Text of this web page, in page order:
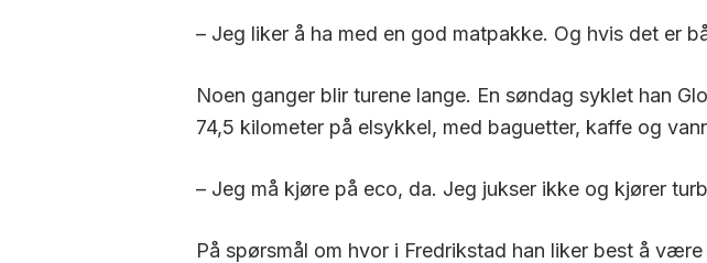
– Jeg liker å ha med en god matpakke. Og hvis det er
Noen ganger blir turene lange. En søndag syklet han
74,5 kilometer på elsykkel, med baguetter, kaffe og
– Jeg må kjøre på eco, da. Jeg jukser ikke og kjører
På spørsmål om hvor i Fredrikstad han liker best å